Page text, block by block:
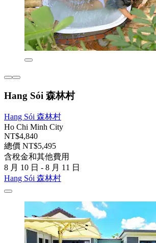
Hang Sói 森林村
Hang Sói 森林村
Ho Chi Minh City
NT$4,840
總價 NT$5,495
含稅金和其他費用
8 月 10 日 - 8 月 11 日
Hang Sói 森林村